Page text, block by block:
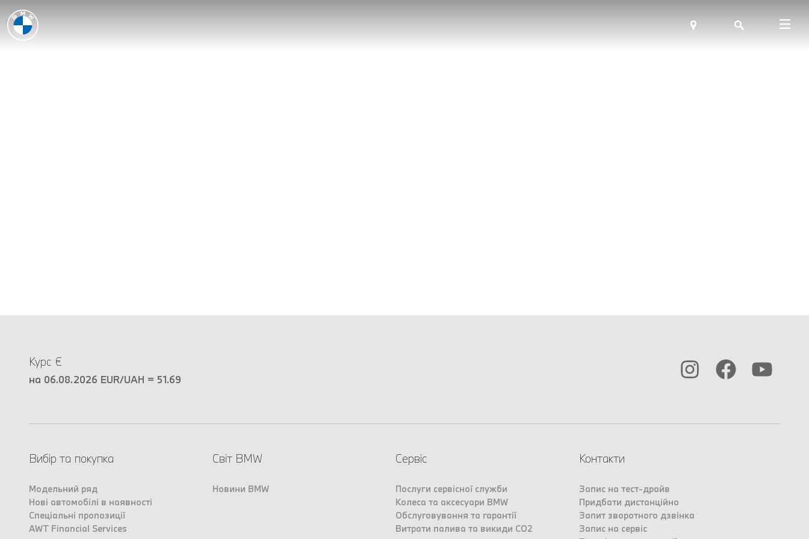
Курс €
на 06.08.2026 EUR/UAH = 51.69
Вибір та покупка
Модельний ряд
Нові автомобілі в наявності
Спеціальні пропозиції
AWT Financial Services
Світ BMW
Новини BMW
Сервіс
Послуги сервісної служби
Колеса та аксесуари BMW
Обслуговування та гарантії
Витрати палива та викиди CO2
Контакти
Запис на тест-драйв
Придбати дистанційно
Запит зворотного дзвінка
Запис на сервіс